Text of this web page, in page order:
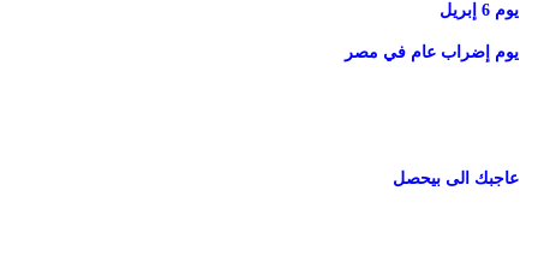
يوم 6 إبريل
يوم إضراب عام في مصر
عاجبك الى بيحصل